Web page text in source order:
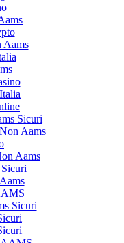
Aams
Sicuri
Aams
Aams
Sicuri